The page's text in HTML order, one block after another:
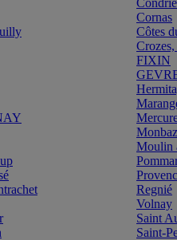
Cornas
Côtes
FIXIN
Moulin
Regnié
Volnay
Saint
Saint-